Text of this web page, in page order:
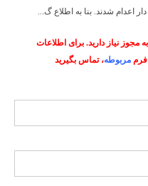
نیاز دارید. برای اطلاعات
فرم مربوطه، تماس بگیرید